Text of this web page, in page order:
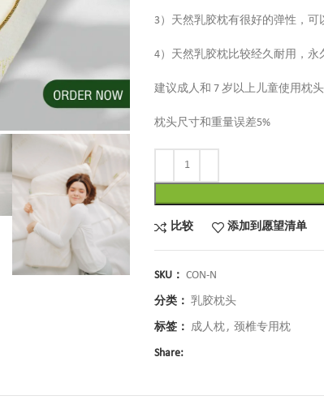
3）天然乳胶枕有很好的弹性，可
4）天然乳胶枕比较经久耐用，永
建议成人和 7 岁以上儿童使用枕头
枕头尺寸和重量误差5%
比较 添加到愿望清单
SKU： CON-N
分类： 乳胶枕头
标签： 成人枕 , 颈椎专用枕
Share: